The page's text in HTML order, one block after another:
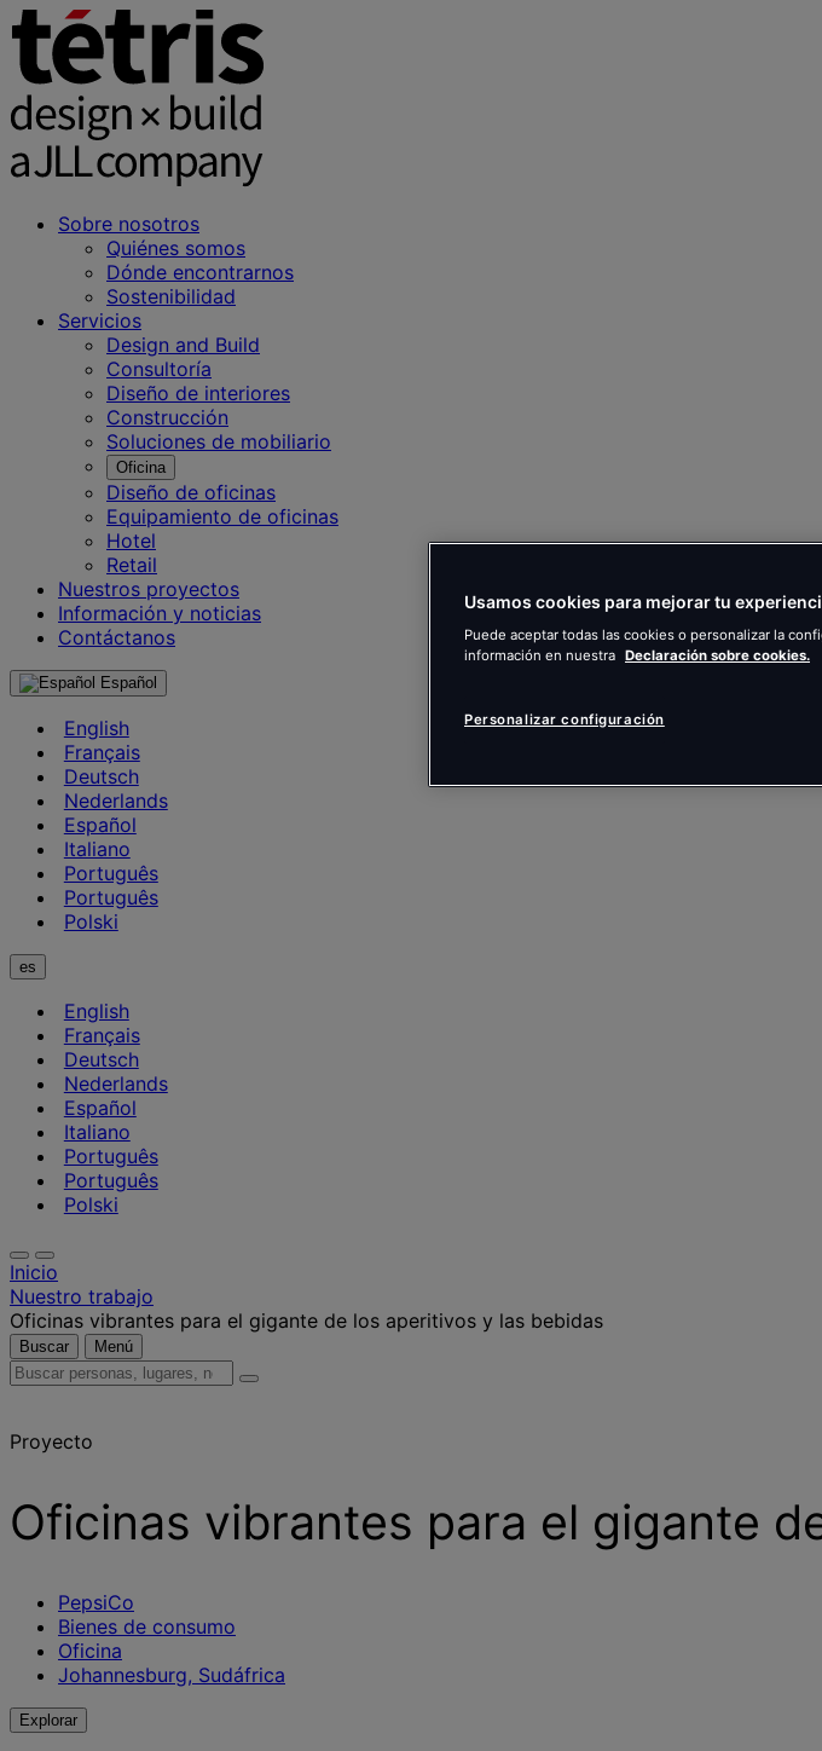
Sobre nosotros
Quiénes somos
Dónde encontrarnos
Sostenibilidad
Servicios
Design and Build
Consultoría
Diseño de interiores
Construcción
Soluciones de mobiliario
Oficina
Diseño de oficinas
Equipamiento de oficinas
Hotel
Retail
Nuestros proyectos
Información y noticias
Contáctanos
Español
English
Français
Deutsch
Nederlands
Español
Italiano
Português
Português
Polski
es
English
Français
Deutsch
Nederlands
Español
Italiano
Português
Português
Polski
Inicio
Nuestro trabajo
Oficinas vibrantes para el gigante de los aperitivos y las bebidas
Buscar Menú
Buscar
noticias
Proyecto
Oficinas vibrantes para el gigante
PepsiCo
Bienes de consumo
Oficina
Johannesburg, Sudáfrica
Explorar
Usamos cookies para mejorar tu
Puede aceptar todas las cookies o personalizar la
información en nuestra Declaración sobre cookies.
Personalizar configuración